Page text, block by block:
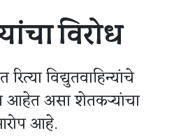
विरोध
विद्युतवाहिन्यांचे
आहेत असा शेतकऱ्यांचा
आहे.